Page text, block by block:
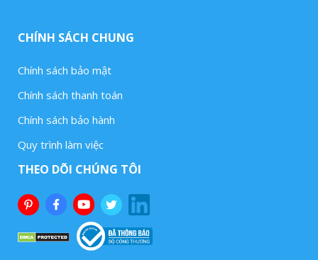
CHÍNH SÁCH CHUNG
Chính sách bảo mật
Chính sách thanh toán
Chính sách bảo hành
Quy trình làm việc
THEO DÕI CHÚNG TÔI